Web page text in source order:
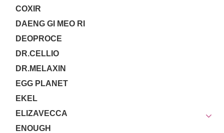
COXIR
DAENG GI MEO RI
DEOPROCE
DR.CELLIO
DR.MELAXIN
EGG PLANET
EKEL
ELIZAVECCA
ENOUGH